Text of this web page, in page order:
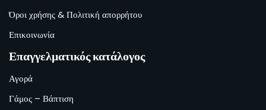
Όροι χρήσης & Πολιτική απορρήτου
Επικοινωνία
Επαγγελματικός κατάλογος
Αγορά
Γάμος – Βάπτιση